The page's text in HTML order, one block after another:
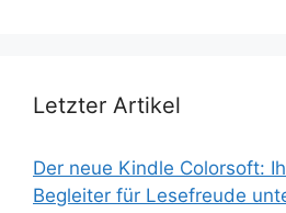
Letzter Artikel
Der neue Kindle Colorsoft:
Begleiter für Lesefreude